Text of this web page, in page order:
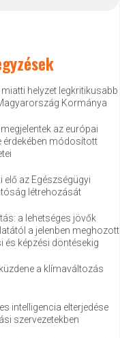
helyzet legkritikusabb
Kormánya
az európai
módosított
az Egészségügyi
létrehozását
a lehetséges jövők
a jelenben meghozott
és képzési döntésekig
a klímaváltozás
intelligencia elterjedése
szervezetekben